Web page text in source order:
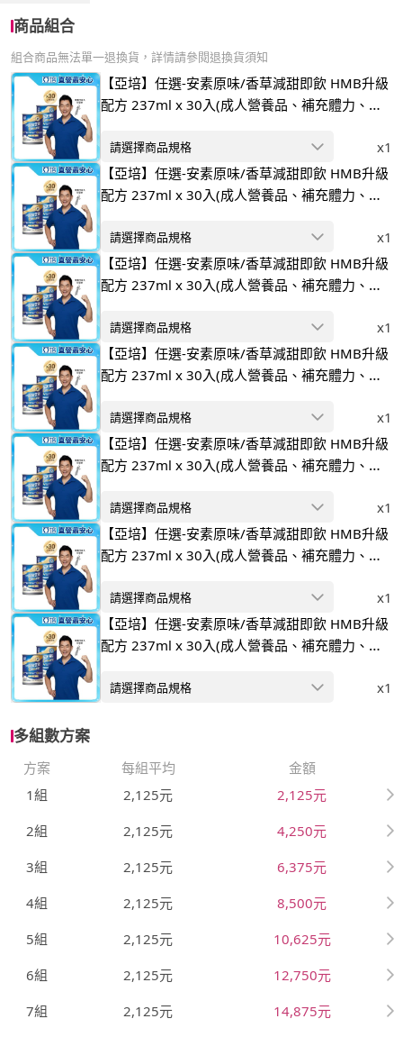
商品組合
組合商品無法單一退換貨，詳情請參閱退換貨須知
【亞培】任選-安素原味/香草減甜即飲 HMB升級
配方 237ml x 30入(成人營養品、補充體力、三
請選擇商品規格
x1
【亞培】任選-安素原味/香草減甜即飲 HMB升級
配方 237ml x 30入(成人營養品、補充體力、三
請選擇商品規格
x1
【亞培】任選-安素原味/香草減甜即飲 HMB升級
配方 237ml x 30入(成人營養品、補充體力、三
請選擇商品規格
x1
【亞培】任選-安素原味/香草減甜即飲 HMB升級
配方 237ml x 30入(成人營養品、補充體力、三
請選擇商品規格
x1
【亞培】任選-安素原味/香草減甜即飲 HMB升級
配方 237ml x 30入(成人營養品、補充體力、三
請選擇商品規格
x1
【亞培】任選-安素原味/香草減甜即飲 HMB升級
配方 237ml x 30入(成人營養品、補充體力、三
請選擇商品規格
x1
【亞培】任選-安素原味/香草減甜即飲 HMB升級
配方 237ml x 30入(成人營養品、補充體力、三
請選擇商品規格 x1
多組數方案
方案 每組平均
金額
1組
2,125元
2,125元
2組
2,125元
4,250元
3組
2,125元
6,375元
4組
2,125元
8,500元
5組
2,125元
10,625元
6組
2,125元
12,750元
7組
2,125元
14,875元